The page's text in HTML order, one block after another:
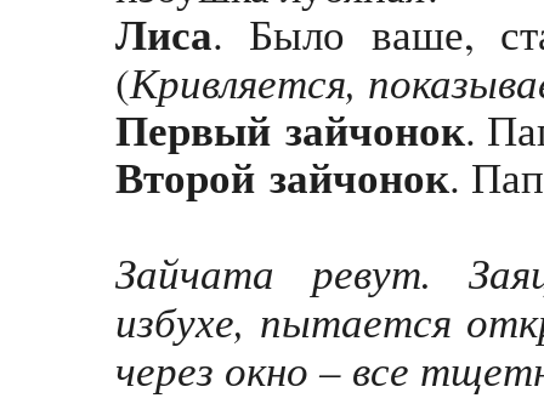
Лиса. Было ваше,
(Кривляется,
Первый зайчонок.
Второй зайчонок.
Зайчата ревут.
избухе, пытается
через окно – все